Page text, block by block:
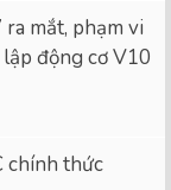
mắt, phạm vi
động cơ V10
chính thức